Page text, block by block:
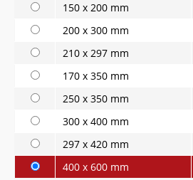
150 x 200 mm
200 x 300 mm
210 x 297 mm
170 x 350 mm
250 x 350 mm
300 x 400 mm
297 x 420 mm
400 x 600 mm